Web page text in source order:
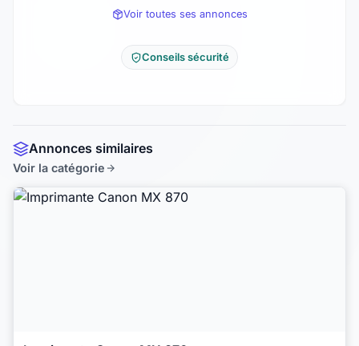
Voir toutes ses annonces
Conseils sécurité
Annonces similaires
Voir la catégorie